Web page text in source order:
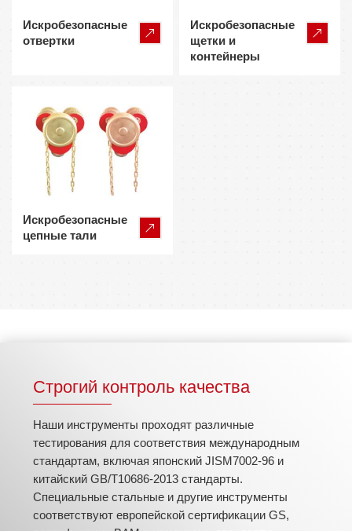
Искробезопасные
отвертки
Искробезопасные
щетки и
контейнеры
Искробезопасные
цепные тали
Строгий контроль качества
Наши инструменты проходят различные
тестирования для соответствия международным
стандартам, включая японский JISM7002-96 и
китайский GB/T10686-2013 стандарты.
Специальные стальные и другие инструменты
соответствуют европейской сертификации GS,